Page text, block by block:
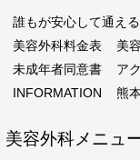
誰もが安心して通え
美容外科料金表
美
未成年者同意書
ア
INFORMATION
熊
美容外科メニュ